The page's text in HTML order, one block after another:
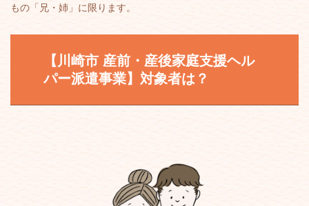
もの「兄・姉」に限ります。
【川崎市 産前・産後家庭支援ヘル
パー派遣事業】対象者は？